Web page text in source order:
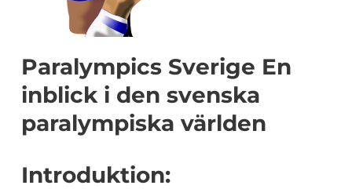
Paralympics Sverige En
inblick i den svenska
paralympiska världen
Introduktion: